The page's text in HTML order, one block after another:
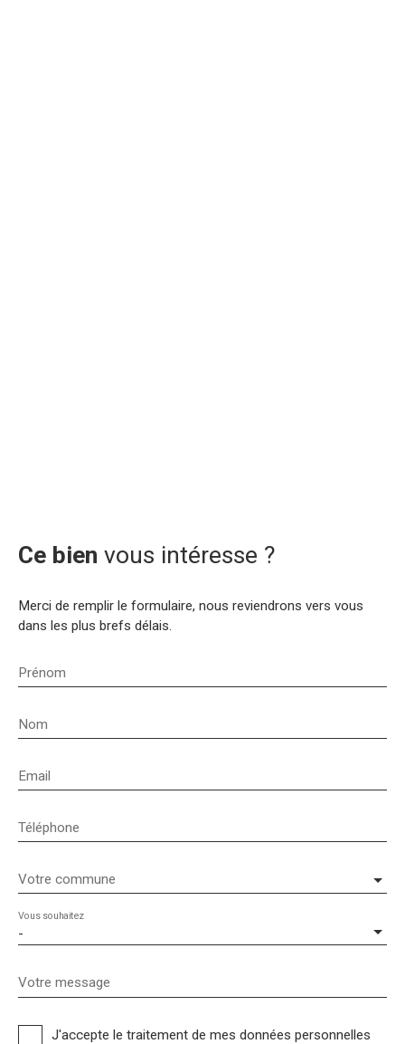
Ce bien vous intéresse ?
Merci de remplir le formulaire, nous reviendrons vers vous
dans les plus brefs délais.
Prénom
Nom
Email
Téléphone
Votre commune
-
Vous souhaitez
Votre message
J'accepte le traitement de mes données personnelles